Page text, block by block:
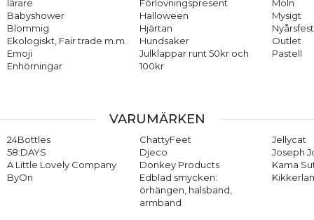
lärare
Babyshower
Blommig
Ekologiskt, Fair trade m.m.
Emoji
Enhörningar
Förlovningspresent
Halloween
Hjärtan
Hundsaker
Julklappar runt 50kr och
100kr
Moln
Mysigt
Nyårsfest
Outlet
Pastell
VARUMÄRKEN
24Bottles
58:DAYS
A Little Lovely Company
ByOn
ChattyFeet
Djeco
Donkey Products
Edblad smycken:
örhängen, halsband,
armband
Jellycat
Joseph
Kama